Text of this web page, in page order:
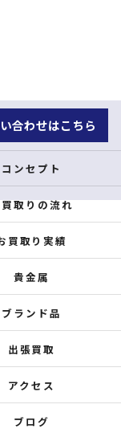
合わせはこちら
コンセプト
取りの流れ
買取り実績
貴金属
ブランド品
出張買取
アクセス
ブログ